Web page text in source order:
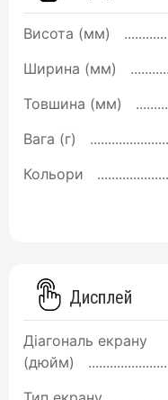
Висота (мм)
Ширина (мм)
Товшина (мм)
Вага (г)
Кольори
Дисплей
Діагональ екрану
(дюйм)